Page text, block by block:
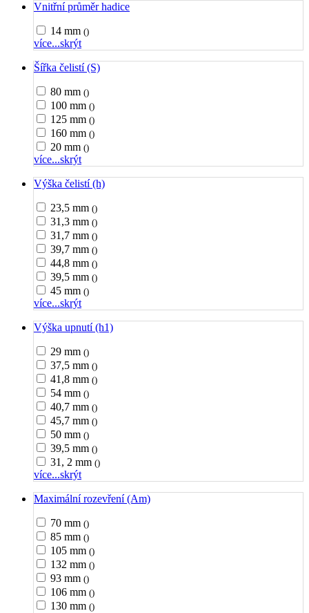
Vnitřní průměr hadice
14 mm ()
více...skrýt
Šířka čelistí (S)
80 mm ()
100 mm ()
125 mm ()
160 mm ()
20 mm ()
více...skrýt
Výška čelistí (h)
23,5 mm ()
31,3 mm ()
31,7 mm ()
39,7 mm ()
44,8 mm ()
39,5 mm ()
45 mm ()
více...skrýt
Výška upnutí (h1)
29 mm ()
37,5 mm ()
41,8 mm ()
54 mm ()
40,7 mm ()
45,7 mm ()
50 mm ()
39,5 mm ()
31, 2 mm ()
více...skrýt
Maximální rozevření (Am)
70 mm ()
85 mm ()
105 mm ()
132 mm ()
93 mm ()
106 mm ()
130 mm ()